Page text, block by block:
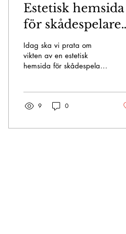
Estetisk hemsida
för skådespelare
Annika Jansson
med enkel
kontaktmöjlighet
Idag ska vi prata om
vikten av en estetisk
hemsida för skådespelare
9 0